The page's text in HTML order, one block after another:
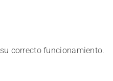
correcto funcionamiento.